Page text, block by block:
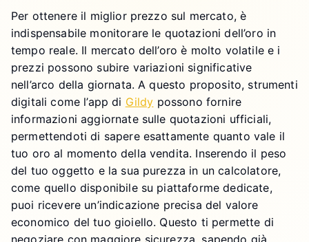
Per ottenere il miglior prezzo sul mercato, è
indispensabile monitorare le quotazioni dell’oro in
tempo reale. Il mercato dell’oro è molto volatile e i
prezzi possono subire variazioni significative
nell’arco della giornata. A questo proposito, strumenti
digitali come l’app di Gildy possono fornire
informazioni aggiornate sulle quotazioni ufficiali,
permettendoti di sapere esattamente quanto vale il
tuo oro al momento della vendita. Inserendo il peso
del tuo oggetto e la sua purezza in un calcolatore,
come quello disponibile su piattaforme dedicate,
puoi ricevere un’indicazione precisa del valore
economico del tuo gioiello. Questo ti permette di
negoziare con maggiore sicurezza, sapendo già